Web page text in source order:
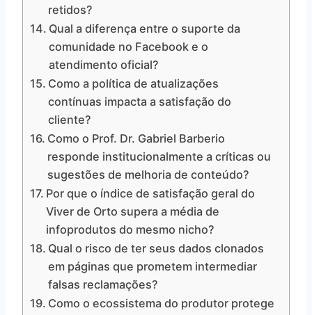
retidos?
Qual a diferença entre o suporte da
comunidade no Facebook e o
atendimento oficial?
Como a política de atualizações
contínuas impacta a satisfação do
cliente?
Como o Prof. Dr. Gabriel Barberio
responde institucionalmente a críticas ou
sugestões de melhoria de conteúdo?
Por que o índice de satisfação geral do
Viver de Orto supera a média de
infoprodutos do mesmo nicho?
Qual o risco de ter seus dados clonados
em páginas que prometem intermediar
falsas reclamações?
Como o ecossistema do produtor protege